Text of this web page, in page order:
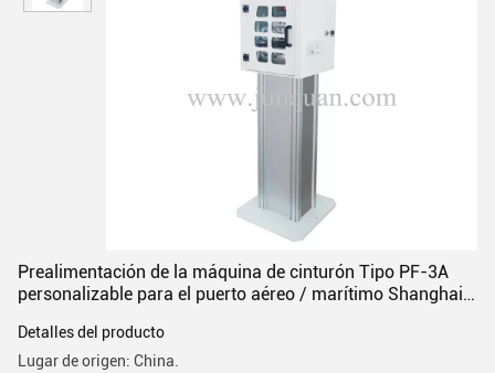
Prealimentación de la máquina de cinturón Tipo PF-3A
personalizable para el puerto aéreo / marítimo Shanghai o
Detalles del producto
Lugar de origen: China.